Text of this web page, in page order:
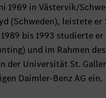
1969 in Västervik/
(Schweden), leistete
bis 1993 studierte
und im Rahmen
der Universität St.
Daimler-Benz AG ein.